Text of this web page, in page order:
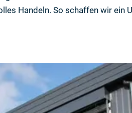
Handeln. So schaffen wir ein